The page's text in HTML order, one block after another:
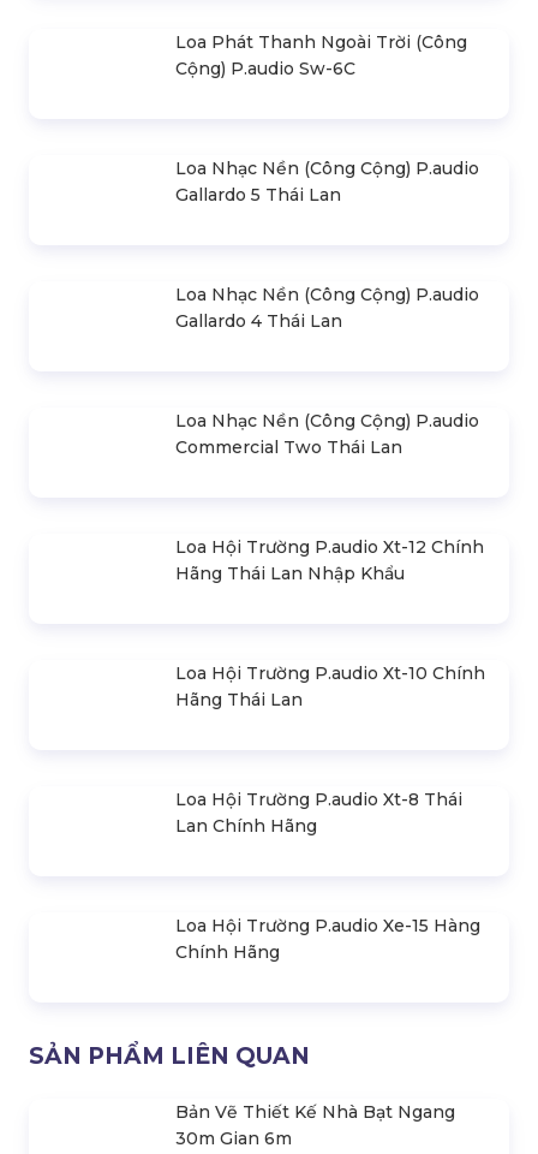
Loa Phát Thanh Ngoài Trời (Công
Cộng) P.audio Sw-6C
Loa Nhạc Nền (Công Cộng) P.audio
Gallardo 5 Thái Lan
Loa Nhạc Nền (Công Cộng) P.audio
Gallardo 4 Thái Lan
Loa Nhạc Nền (Công Cộng) P.audio
Commercial Two Thái Lan
Loa Hội Trường P.audio Xt-12 Chính
Hãng Thái Lan Nhập Khẩu
Loa Hội Trường P.audio Xt-10 Chính
Hãng Thái Lan
Loa Hội Trường P.audio Xt-8 Thái
Lan Chính Hãng
Loa Hội Trường P.audio Xe-15 Hàng
Chính Hãng
SẢN PHẨM LIÊN QUAN
Bản Vẽ Thiết Kế Nhà Bạt Ngang
30m Gian 6m